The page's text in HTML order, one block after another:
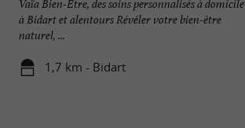
Vaïa Bien-Être, des soins personnalisés à domicile
à Bidart et alentours Révéler votre bien-être
naturel, ...
1,7 km - Bidart